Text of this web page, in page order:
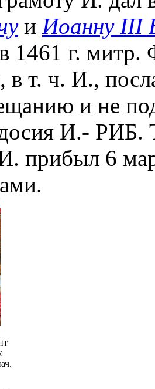
и Иоанну III
1461 г. митр.
в т. ч. И.,
и не
И.- РИБ.
прибыл 6